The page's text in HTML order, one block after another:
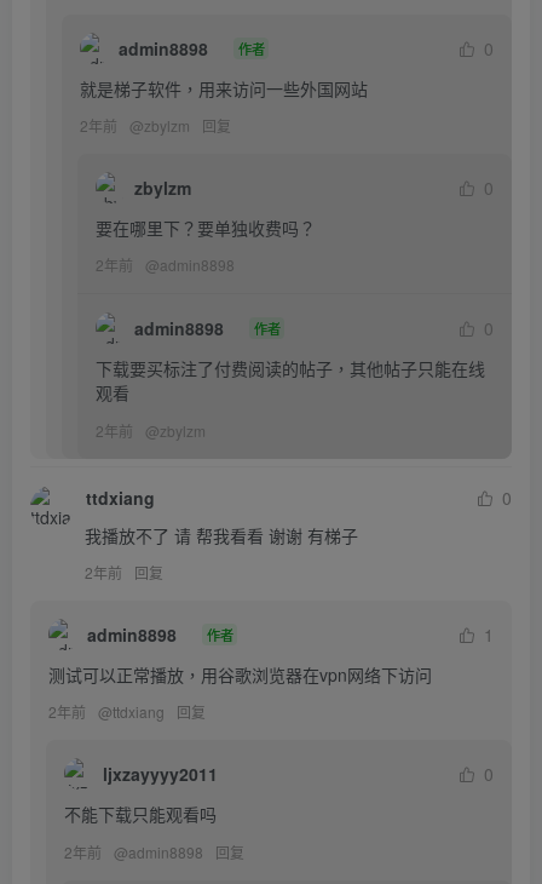
admin8898 作者
0
就是梯子软件，用来访问一些外国网站
2年前 @zbylzm 回复
zbylzm
0
要在哪里下？要单独收费吗？
2年前 @admin8898
admin8898 作者
0
下载要买标注了付费阅读的帖子，其他帖子只能在线
观看
2年前 @zbylzm
ttdxiang
0
我播放不了 请 帮我看看 谢谢 有梯子
2年前 回复
admin8898 作者
1
测试可以正常播放，用谷歌浏览器在vpn网络下访问
2年前 @ttdxiang 回复
ljxzayyyy2011
0
不能下载只能观看吗
2年前 @admin8898 回复